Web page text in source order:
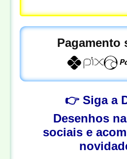
Pagamento
👉 Siga a
Desenhos
sociais e